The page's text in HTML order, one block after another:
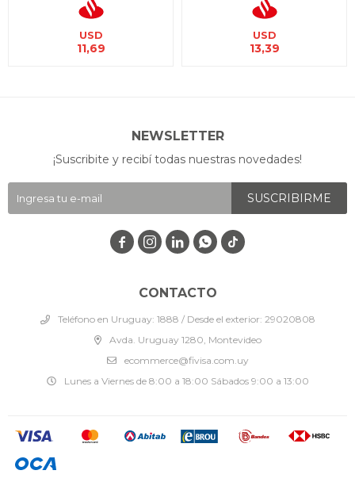
USD
11,69
USD
13,39
CONTACTO
Teléfono en Uruguay: 1888 / Desde el exterior: 29020808
Avda. Uruguay 1280, Montevideo
ecommerce@fivisa.com.uy
Lunes a Viernes de 8:00 a 18:00 Sábados 9:00 a 13:00
NEWSLETTER
¡Suscribite y recibí todas nuestras novedades!
SUSCRIBIRME
   